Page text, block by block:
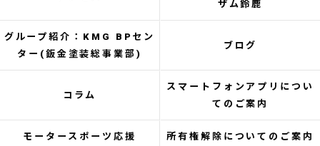
ザム鈴鹿
グループ紹介：KMG BPセン
ター(鈑金塗装総事業部)
ブログ
コラム
スマートフォンアプリについ
てのご案内
モータースポーツ応援 所有権解除についてのご案内